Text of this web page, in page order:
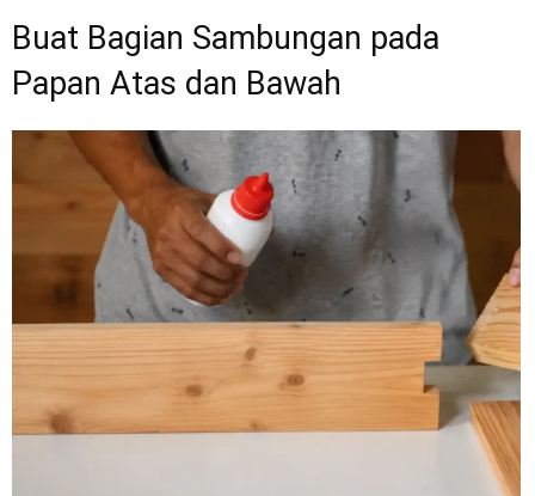
Buat Bagian Sambungan pada
Papan Atas dan Bawah